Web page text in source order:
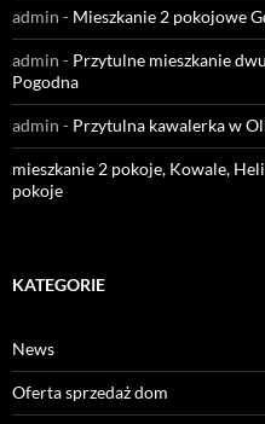
admin - Mieszkanie 2 pokojowe
admin - Przytulne mieszkanie
Pogodna
admin - Przytulna kawalerka w
mieszkanie 2 pokoje, Kowale,
pokoje
KATEGORIE
News
Oferta sprzedaż dom